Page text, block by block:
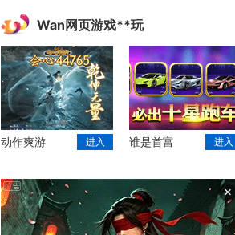
Wan网页游戏**玩
动作爽游 进入 谁是首富 进入
×